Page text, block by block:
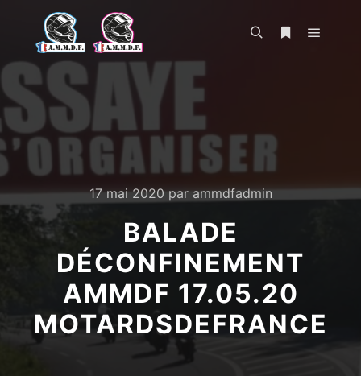
17 mai 2020parammdfadmin
BALADE
DÉCONFINEMENT
AMMDF 17.05.20
MOTARDSDEFRANCE